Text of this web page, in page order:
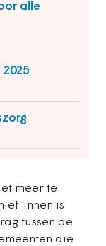
alle
meer te
innen is
tussen de
die